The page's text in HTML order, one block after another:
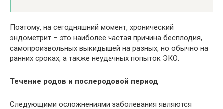
Поэтому, на сегодняшний момент, хронический
эндометрит – это наиболее частая причина бесплодия,
самопроизвольных выкидышей на разных, но обычно на
ранних сроках, а также неудачных попыток ЭКО.
Течение родов и послеродовой период
Следующими осложнениями заболевания являются